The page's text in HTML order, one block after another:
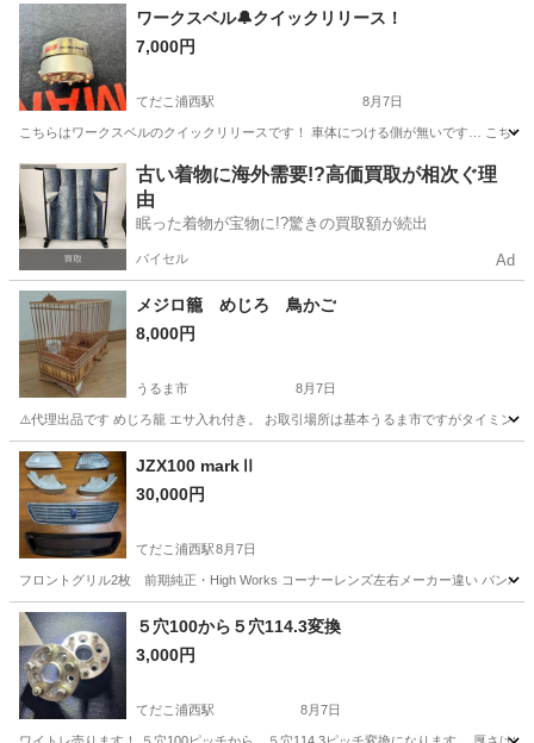
沖縄 沖縄市 外装、車外用品
ワークスベル🔔クイックリリース！
7,000円
てだこ浦西駅 8月7日
こちらはワークスベルのクイックリリースです！ 車体につける側が無いです… こち
沖縄 中頭郡 てだこ浦西駅 パーツ ワークス
古い着物に海外需要!?高価買取が相次ぐ理
由
眠った着物が宝物に!?驚きの買取額が続出
バイセル Ad
メジロ籠 めじろ 鳥かご
8,000円
うるま市 8月7日
⚠️代理出品です めじろ籠 エサ入れ付き。 お取引場所は基本うるま市ですがタイミン
沖縄 うるま市 JZX100 markⅡ
30,000円
てだこ浦西駅8月7日
フロントグリル2枚 前期純正・High Works コーナーレンズ左右メーカー違い バンパ
沖縄 中頭郡 てだこ浦西駅 外装、車外用品
５穴100から５穴114.3変換
3,000円
てだこ浦西駅 8月7日